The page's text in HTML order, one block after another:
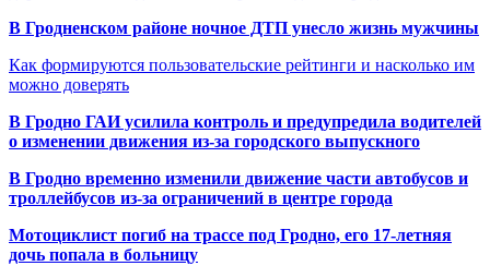
В Гродненском районе ночное ДТП унесло жизнь мужчины
Как формируются пользовательские рейтинги и насколько им
можно доверять
В Гродно ГАИ усилила контроль и предупредила водителей
о изменении движения из-за городского выпускного
В Гродно временно изменили движение части автобусов и
троллейбусов из-за ограничений в центре города
Мотоциклист погиб на трассе под Гродно, его 17-летняя
дочь попала в больницу